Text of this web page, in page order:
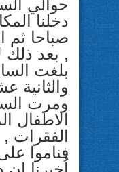
حوالي
دخلنا
صباحا ثم
, بعد ذلك
بلغت
ومرت
الاطفال
الفقرات
فناموا